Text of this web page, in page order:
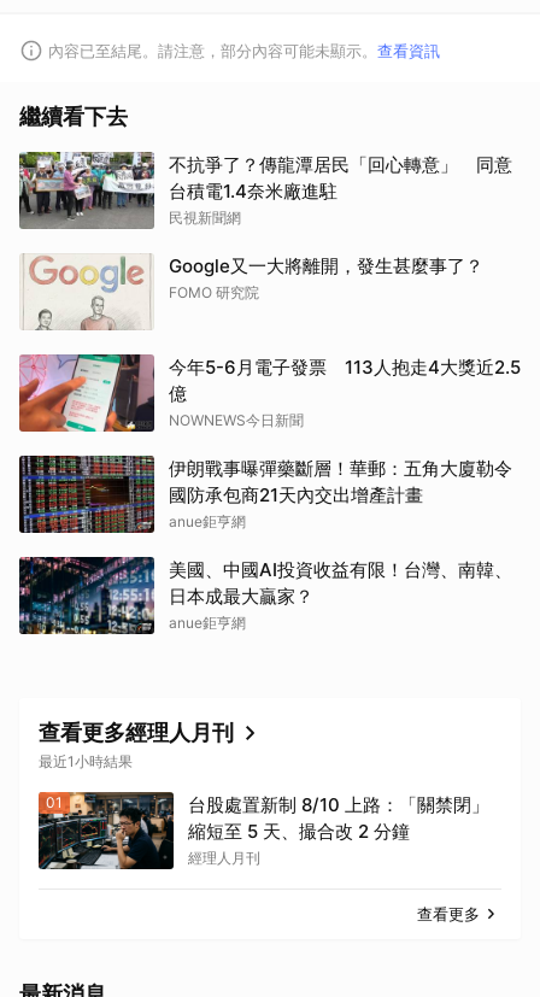
內容已至結尾。請注意，部分內容可能未顯示。 查看資訊
繼續看下去
不抗爭了？傳龍潭居民「回心轉意」 同意
台積電1.4奈米廠進駐
民視新聞網
Google又一大將離開，發生甚麼事了？
FOMO 研究院
今年5-6月電子發票 113人抱走4大獎近2.5
億
NOWNEWS今日新聞
伊朗戰事曝彈藥斷層！華郵：五角大廈勒令
國防承包商21天內交出增產計畫
anue鉅亨網
美國、中國AI投資收益有限！台灣、南韓、
日本成最大贏家？
anue鉅亨網
查看更多經理人月刊
最近1小時結果
01
台股處置新制 8/10 上路：「關禁閉」
縮短至 5 天、撮合改 2 分鐘
經理人月刊
查看更多